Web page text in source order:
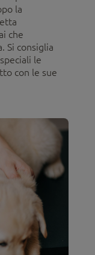
la
che
Si consiglia
le
con le sue